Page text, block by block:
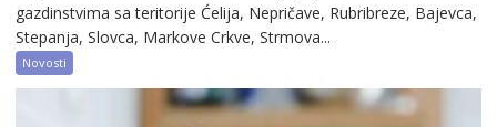
gazdinstvima sa teritorije Ćelija, Nepričave, Rubribreze, Bajevca,
Stepanja, Slovca, Markove Crkve, Strmova...
Novosti